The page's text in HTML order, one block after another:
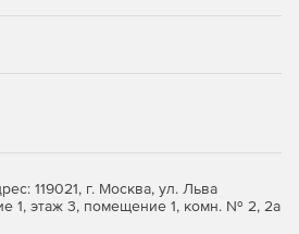
119021, г. Москва, ул. Льва
1, этаж 3, помещение 1, комн. № 2, 2а